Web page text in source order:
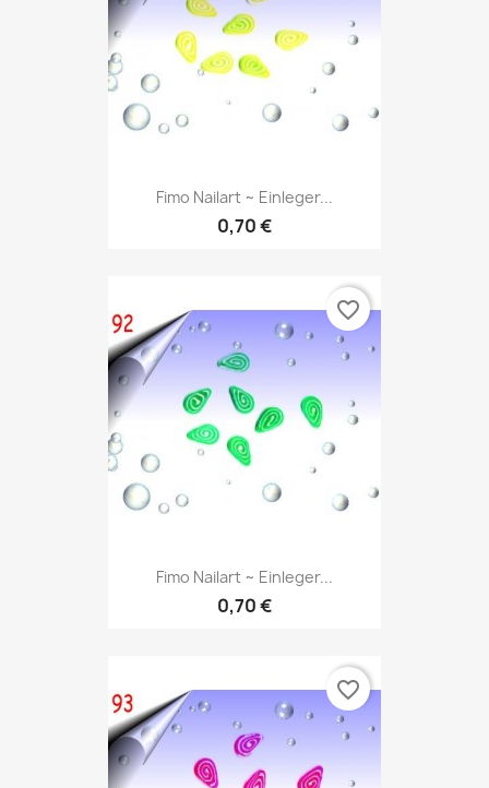
Fimo Nailart ~ Einleger...
0,70 €
Fimo Nailart ~ Einleger...
0,70 €
favorite_border
favorite_border